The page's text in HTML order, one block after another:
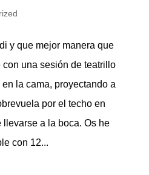
y que mejor manera que
una sesión de teatrillo
la cama, proyectando a
por el techo en
a la boca. Os he
con 12...